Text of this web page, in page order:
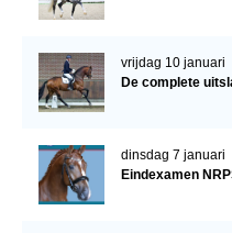
vrijdag 10 januari
De complete
dinsdag 7 januari
Eindexamen